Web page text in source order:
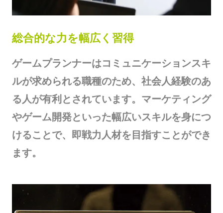
総合的な力を幅広く習得
ゲームプランナーはコミュニケーションスキ
ルが求められる職種のため、社会人経験のあ
る人が有利とされています。マーケティング
やゲーム開発といった幅広いスキルを身につ
けることで、即戦力人材を目指すことができ
ます。